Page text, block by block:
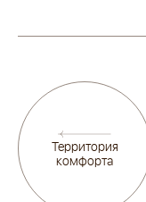
Территория
комфорта